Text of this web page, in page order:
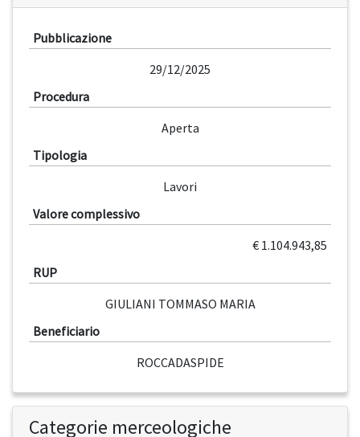
Pubblicazione
29/12/2025
Procedura
Aperta
Tipologia
Lavori
Valore complessivo
€ 1.104.943,85
RUP
GIULIANI TOMMASO MARIA
Beneficiario
ROCCADASPIDE
Categorie merceologiche